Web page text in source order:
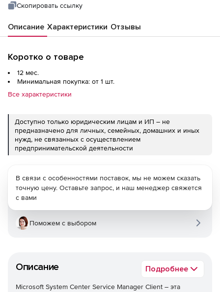
Скопировать ссылку
Описание Характеристики Отзывы
Коротко о товаре
12 мес.
Минимальная покупка: от 1 шт.
Все характеристики
Доступно только юридическим лицам и ИП – не
предназначено для личных, семейных, домашних и иных
нужд, не связанных с осуществлением
предпринимательской деятельности
Описание Подробнее
Microsoft System Center Service Manager Client – эта
В связи с особенностями поставок, мы не можем сказать
точную цену. Оставьте запрос, и наш менеджер свяжется
с вами
Поможем с выбором